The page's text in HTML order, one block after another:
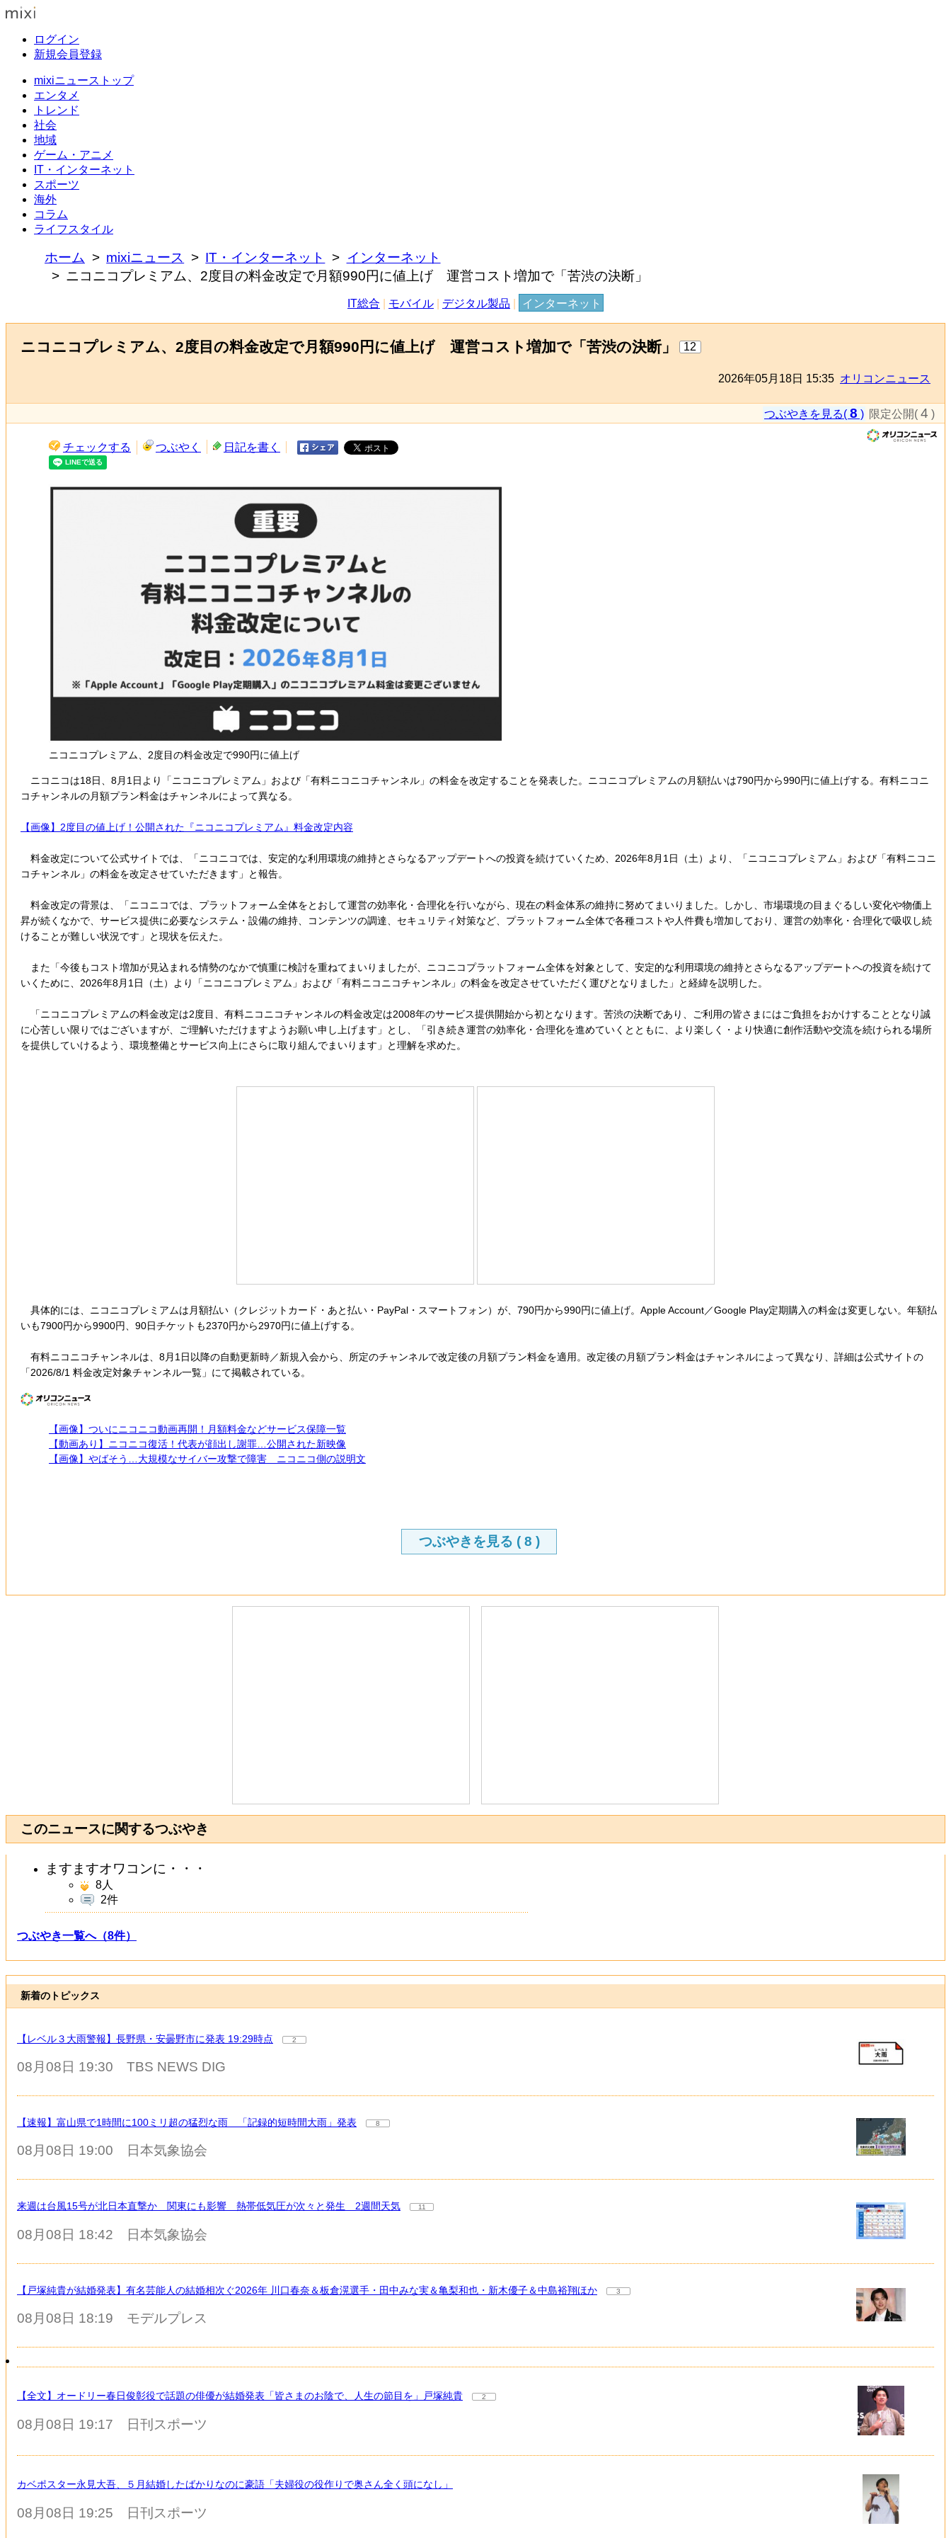
ログイン
新規会員登録
mixiニューストップ
エンタメ
トレンド
社会
地域
ゲーム・アニメ
IT・インターネット
スポーツ
海外
コラム
ライフスタイル
ホーム mixiニュース IT・インターネット
インターネット
ニコニコプレミアム、2度目の料金改定で月額990円に値上げ 運営コスト増加で「苦渋の決断」
IT総合 モバイル デジタル製品 インターネット
ニコニコプレミアム、2度目の料金改定で月額990円に値上げ 運営コスト増加で「苦渋の決断」 12
2026年05月18日 15:35 オリコンニュース
つぶやきを見る( 8 ) 限定公開( 4 )
チェックする つぶやく 日記を書く
ニコニコプレミアム、2度目の料金改定で990円に値上げ
ニコニコは18日、8月1日より「ニコニコプレミアム」および「有料ニコニコチャンネル」の料金を改定することを発表した。ニコニコプレミアムの月額払いは790円から990円に値上げする。有料ニコニ
コチャンネルの月額プラン料金はチャンネルによって異なる。
【画像】2度目の値上げ！公開された『ニコニコプレミアム』料金改定内容
料金改定について公式サイトでは、「ニコニコでは、安定的な利用環境の維持とさらなるアップデートへの投資を続けていくため、2026年8月1日（土）より、「ニコニコプレミアム」および「有料ニコニ
コチャンネル」の料金を改定させていただきます」と報告。
料金改定の背景は、「ニコニコでは、プラットフォーム全体をとおして運営の効率化・合理化を行いながら、現在の料金体系の維持に努めてまいりました。しかし、市場環境の目まぐるしい変化や物価上
昇が続くなかで、サービス提供に必要なシステム・設備の維持、コンテンツの調達、セキュリティ対策など、プラットフォーム全体で各種コストや人件費も増加しており、運営の効率化・合理化で吸収し続
けることが難しい状況です」と現状を伝えた。
また「今後もコスト増加が見込まれる情勢のなかで慎重に検討を重ねてまいりましたが、ニコニコプラットフォーム全体を対象として、安定的な利用環境の維持とさらなるアップデートへの投資を続けて
いくために、2026年8月1日（土）より「ニコニコプレミアム」および「有料ニコニコチャンネル」の料金を改定させていただく運びとなりました」と経緯を説明した。
「ニコニコプレミアムの料金改定は2度目、有料ニコニコチャンネルの料金改定は2008年のサービス提供開始から初となります。苦渋の決断であり、ご利用の皆さまにはご負担をおかけすることとなり誠
に心苦しい限りではございますが、ご理解いただけますようお願い申し上げます」とし、「引き続き運営の効率化・合理化を進めていくとともに、より楽しく・より快適に創作活動や交流を続けられる場所
を提供していけるよう、環境整備とサービス向上にさらに取り組んでまいります」と理解を求めた。
具体的には、ニコニコプレミアムは月額払い（クレジットカード・あと払い・PayPal・スマートフォン）が、790円から990円に値上げ。Apple Account／Google Play定期購入の料金は変更しない。年額払
いも7900円から9900円、90日チケットも2370円から2970円に値上げする。
有料ニコニコチャンネルは、8月1日以降の自動更新時／新規入会から、所定のチャンネルで改定後の月額プラン料金を適用。改定後の月額プラン料金はチャンネルによって異なり、詳細は公式サイトの
「2026/8/1 料金改定対象チャンネル一覧」にて掲載されている。
【画像】ついにニコニコ動画再開！月額料金などサービス保障一覧
【動画あり】ニコニコ復活！代表が顔出し謝罪…公開された新映像
【画像】やばそう…大規模なサイバー攻撃で障害 ニコニコ側の説明文
つぶやきを見る ( 8 )
このニュースに関するつぶやき
ますますオワコンに・・・
8人
2件
つぶやき一覧へ（8件）
新着のトピックス
【レベル３大雨警報】長野県・安曇野市に発表 19:29時点 2
08月08日 19:30 TBS NEWS DIG
【速報】富山県で1時間に100ミリ超の猛烈な雨 「記録的短時間大雨」発表 8
08月08日 19:00 日本気象協会
来週は台風15号が北日本直撃か 関東にも影響 熱帯低気圧が次々と発生 2週間天気 11
08月08日 18:42 日本気象協会
【戸塚純貴が結婚発表】有名芸能人の結婚相次ぐ2026年 川口春奈＆板倉滉選手・田中みな実＆亀梨和也・新木優子＆中島裕翔ほか 3
08月08日 18:19 モデルプレス
【全文】オードリー春日俊彰役で話題の俳優が結婚発表「皆さまのお陰で、人生の節目を」戸塚純貴 2
08月08日 19:17 日刊スポーツ
カベポスター永見大吾、５月結婚したばかりなのに豪語「夫婦役の役作りで奥さん全く頭になし」
08月08日 19:25 日刊スポーツ